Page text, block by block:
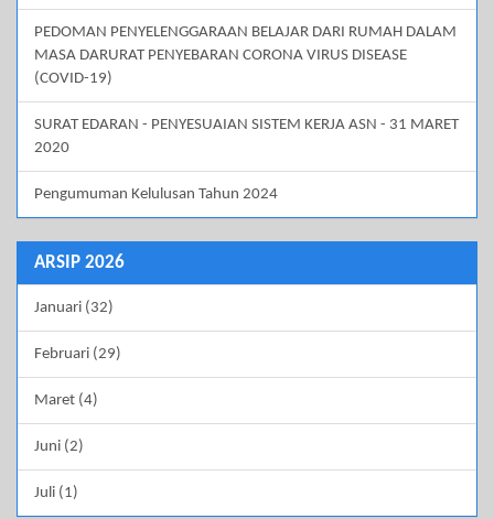
PEDOMAN PENYELENGGARAAN BELAJAR DARI RUMAH DALAM
MASA DARURAT PENYEBARAN CORONA VIRUS DISEASE
(COVID-19)
SURAT EDARAN - PENYESUAIAN SISTEM KERJA ASN - 31 MARET
2020
Pengumuman Kelulusan Tahun 2024
ARSIP 2026
Januari (32)
Februari (29)
Maret (4)
Juni (2)
Juli (1)